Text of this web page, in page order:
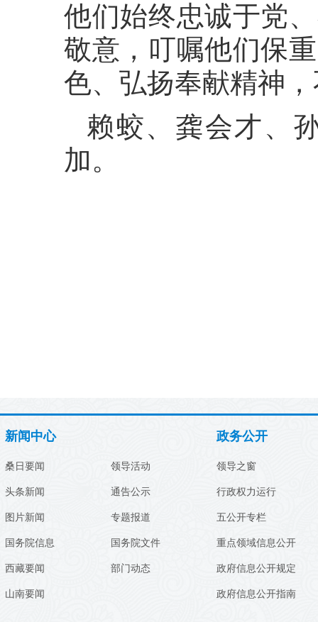
他们始终忠诚于党
敬意，叮嘱他们保
色、弘扬奉献精神
赖蛟、龚会才、
加。
新闻中心
桑日要闻
头条新闻
图片新闻
国务院信息
西藏要闻
山南要闻
领导活动
通告公示
专题报道
国务院文件
部门动态
政务公开
领导之窗
行政权力运行
五公开专栏
重点领域信息公开
政府信息公开规定
政府信息公开指南